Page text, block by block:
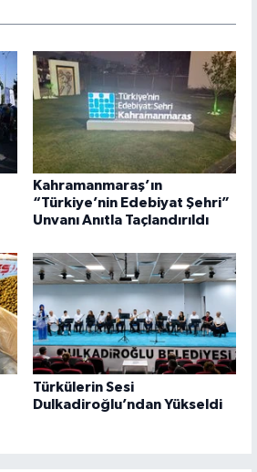
Kahramanmaraş’ın
“Türkiye’nin Edebiyat Şehri”
Unvanı Anıtla Taçlandırıldı
Türkülerin Sesi
Dulkadiroğlu’ndan Yükseldi